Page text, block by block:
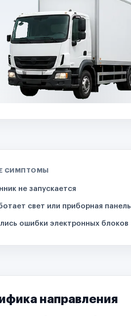
СИМПТОМЫ
не запускается
свет или приборная панель
ошибки электронных блоков
направления